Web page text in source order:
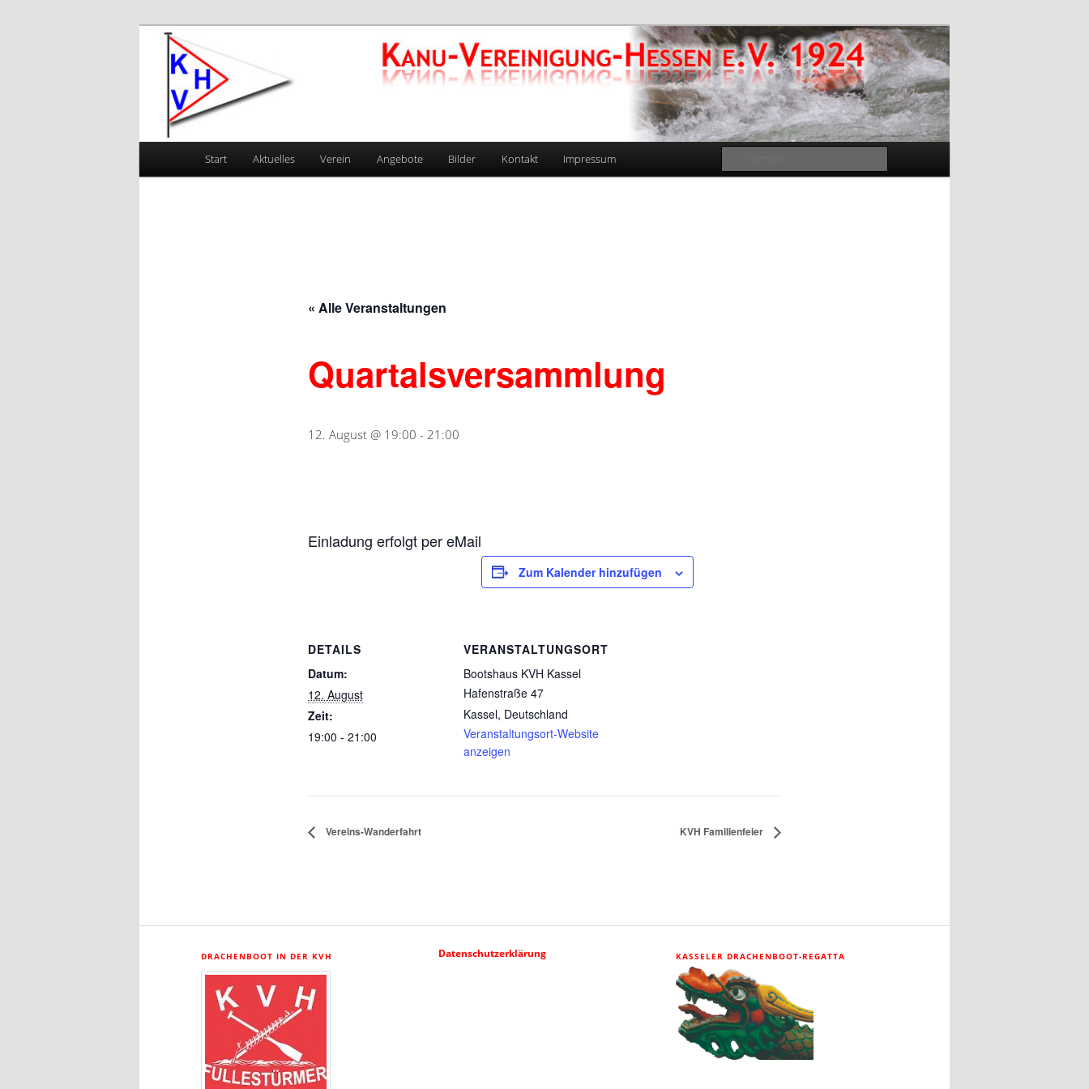
Kanu-Vereinigung-Hessen e.V. 1924
Start Aktuelles Verein Angebote Bilder Kontakt Impressum
« Alle Veranstaltungen
Quartalsversammlung
12. August @ 19:00 - 21:00
Einladung erfolgt per eMail
Zum Kalender hinzufügen
DETAILS
Datum:
12. August
Zeit:
19:00 - 21:00
VERANSTALTUNGSORT
Bootshaus KVH Kassel
Hafenstraße 47
Kassel, Deutschland
Veranstaltungsort-Website
anzeigen
Vereins-Wanderfahrt KVH Familienfeier
DRACHENBOOT IN DER KVH Datenschutzerklärung KASSELER DRACHENBOOT-REGATTA